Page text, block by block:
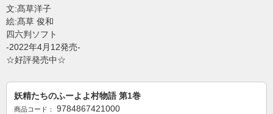
文:髙草洋子
絵:髙草 俊和
四六判ソフト
-2022年4月12発売-
☆好評発売中☆
妖精たちのふーよよ村物語 第1巻
商品コード： 9784867421000